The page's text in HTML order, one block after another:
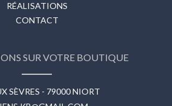
RÉALISATIONS
CONTACT
SUR VOTRE BOUTIQUE
SÈVRES - 79000 NIORT